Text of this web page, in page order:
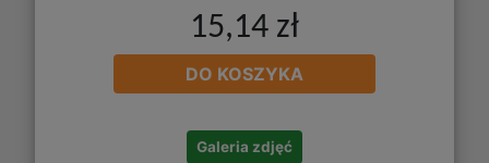
15,14 zł
DO KOSZYKA
Galeria zdjęć